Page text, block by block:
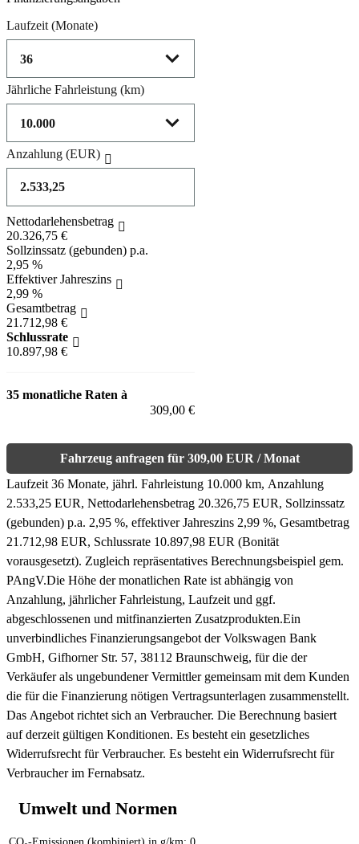
Laufzeit (Monate)
Jährliche Fahrleistung (km)
Anzahlung (EUR)
Nettodarlehensbetrag
20.326,75 €
Sollzinssatz (gebunden) p.a.
2,95 %
Effektiver Jahreszins
2,99 %
Gesamtbetrag
21.712,98 €
Schlussrate
10.897,98 €
35 monatliche Raten à
309,00 €
Fahrzeug anfragen für 309,00 EUR / Monat
Laufzeit 36 Monate, jährl. Fahrleistung 10.000 km, Anzahlung
2.533,25 EUR, Nettodarlehensbetrag 20.326,75 EUR, Sollzinssatz
(gebunden) p.a. 2,95 %, effektiver Jahreszins 2,99 %, Gesamtbetrag
21.712,98 EUR, Schlussrate 10.897,98 EUR (Bonität
vorausgesetzt). Zugleich repräsentatives Berechnungsbeispiel gem.
PAngV.Die Höhe der monatlichen Rate ist abhängig von
Anzahlung, jährlicher Fahrleistung, Laufzeit und ggf.
abgeschlossenen und mitfinanzierten Zusatzprodukten.Ein
unverbindliches Finanzierungsangebot der Volkswagen Bank
GmbH, Gifhorner Str. 57, 38112 Braunschweig, für die der
Verkäufer als ungebundener Vermittler gemeinsam mit dem Kunden
die für die Finanzierung nötigen Vertragsunterlagen zusammenstellt.
Das Angebot richtet sich an Verbraucher. Die Berechnung basiert
auf derzeit gültigen Konditionen. Es besteht ein gesetzliches
Widerrufsrecht für Verbraucher. Es besteht ein Widerrufsrecht für
Verbraucher im Fernabsatz.
Umwelt und Normen